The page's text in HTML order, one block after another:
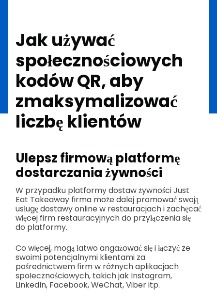
Jak używać
społecznościowych
kodów QR, aby
zmaksymalizować
liczbę klientów
Ulepsz firmową platformę
dostarczania żywności
W przypadku platformy dostaw żywności Just
Eat Takeaway firma może dalej promować swoją
usługę dostawy online w restauracjach i zachęcać
więcej firm restauracyjnych do przyłączenia się
do platformy.
Co więcej, mogą łatwo angażować się i łączyć ze
swoimi potencjalnymi klientami za
pośrednictwem firm w różnych aplikacjach
społecznościowych, takich jak Instagram,
LinkedIn, Facebook, WeChat, Viber itp.